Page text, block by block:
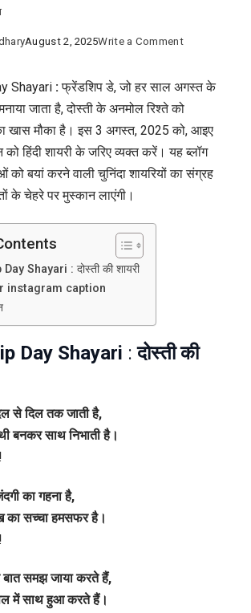
August 2, 2025Write a Commenton
Day
Shayari
:
फ्रेंडशिप
डे
Shayari :फ्रेंडशिप डे, जो हर साल अगस्त के
जाता है, दोस्ती के अनमोल रिश्ते को
खास मौका है। इस 3 अगस्त, 2025 को, आइए
हिंदी शायरी के जरिए व्यक्त करें। यह ब्लॉग
को बयां करने वाली चुनिंदा शायरियों का संग्रह
के चेहरे पर मुस्कान लाएंगी।
Shayari : दोस्ती की शायरी
instagram caption
Day Shayari :दोस्ती की
से दिल तक जाती है,
बनकर साथ निभाती है।
का गहना है,
सच्चा हमसफर है।
बात समझ जाया करते हैं,
में साथ हुआ करते हैं।